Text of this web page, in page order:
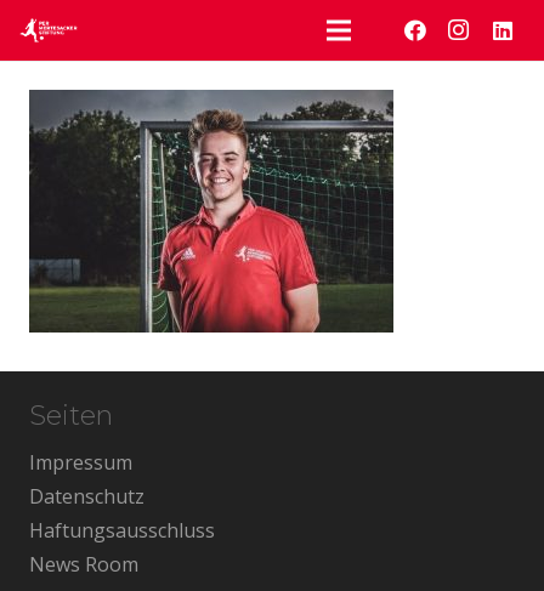
Seiten
Impressum
Datenschutz
Haftungsausschluss
News Room